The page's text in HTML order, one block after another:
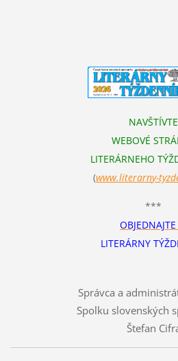
NAVŠTÍVTE
WEBOVÉ
LITERÁRNEHO
(www.literarny-
***
OBJEDNAJTE
LITERÁRNY
Správca a
Spolku slovenských
Štefan